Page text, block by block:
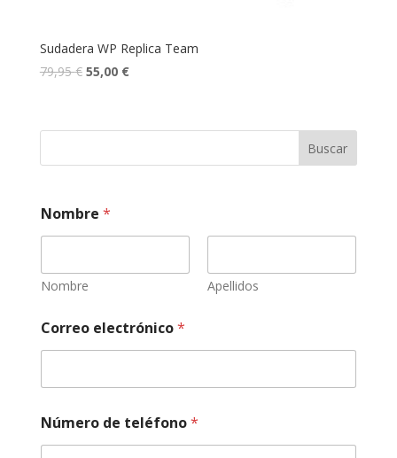
Sudadera WP Replica Team
79,95€ 55,00 €
Buscar
Nombre *
Nombre Apellidos
Correo electrónico*
Número de teléfono*